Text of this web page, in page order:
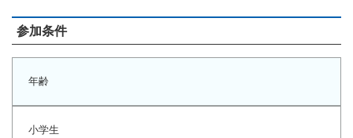
参加条件
年齢
小学生